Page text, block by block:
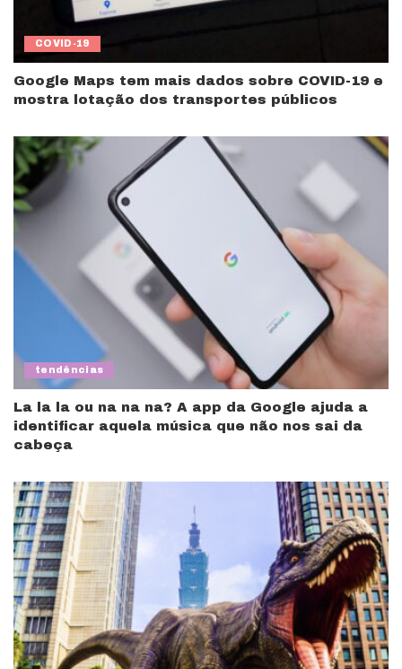
COVID-19
Google Maps tem mais dados sobre COVID-19 e
mostra lotação dos transportes públicos
tendências
La la la ou na na na? A app da Google ajuda a
identificar aquela música que não nos sai da
cabeça